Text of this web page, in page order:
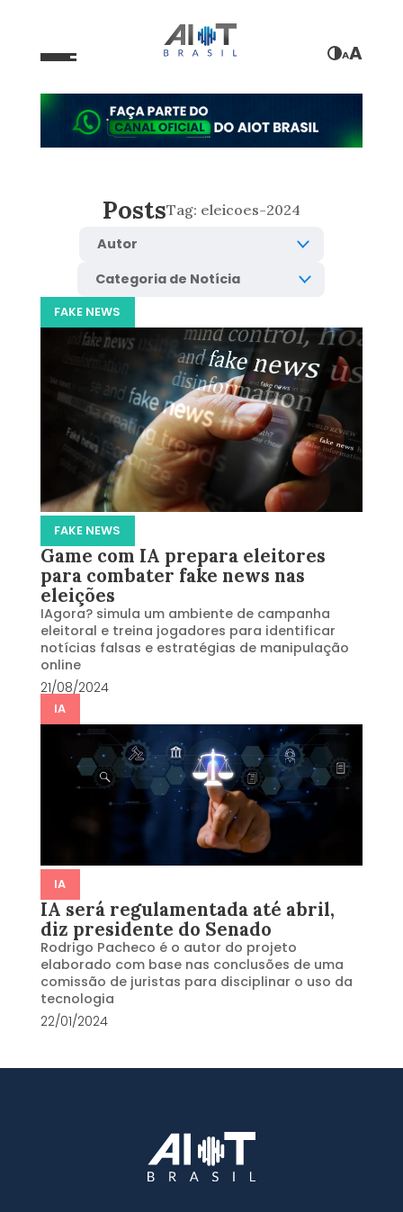
AA
PostsTag: eleicoes-2024
FAKE NEWS
FAKE NEWS
Game com IA prepara eleitores
para combater fake news nas
eleições
IAgora? simula um ambiente de campanha
eleitoral e treina jogadores para identificar
notícias falsas e estratégias de manipulação
online
21/08/2024
IA
IA
IA será regulamentada até abril,
diz presidente do Senado
Rodrigo Pacheco é o autor do projeto
elaborado com base nas conclusões de uma
comissão de juristas para disciplinar o uso da
tecnologia
22/01/2024